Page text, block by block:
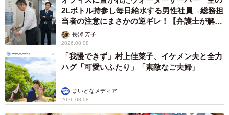
2026.08.08
プチバズしたママ友とのLINEスクショ うっ
かり電話番号を流出させちゃった！ 激怒する
友人 慰謝料の相場はいくらですか【弁護士が
解説】長澤 芳子
2026.08.08
る犬に1.4万いいね あまりにも健気な熱烈ア
ピールのちょっと切ない結末
梨木 香奈